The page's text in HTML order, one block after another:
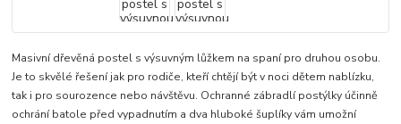
Masivní dřevěná postel s výsuvným lůžkem na spaní pro druhou osobu.
Je to skvělé řešení jak pro rodiče, kteří chtějí být v noci dětem nablízku,
tak i pro sourozence nebo návštěvu. Ochranné zábradlí postýlky účinně
ochrání batole před vypadnutím a dva hluboké šuplíky vám umožní